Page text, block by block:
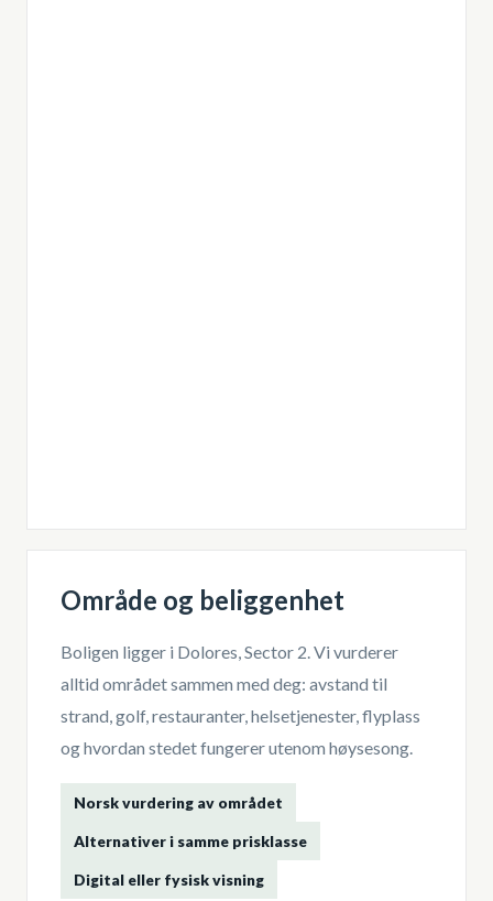
Område og beliggenhet
Boligen ligger i Dolores, Sector 2. Vi vurderer
alltid området sammen med deg: avstand til
strand, golf, restauranter, helsetjenester, flyplass
og hvordan stedet fungerer utenom høysesong.
Norsk vurdering av området
Alternativer i samme prisklasse
Digital eller fysisk visning